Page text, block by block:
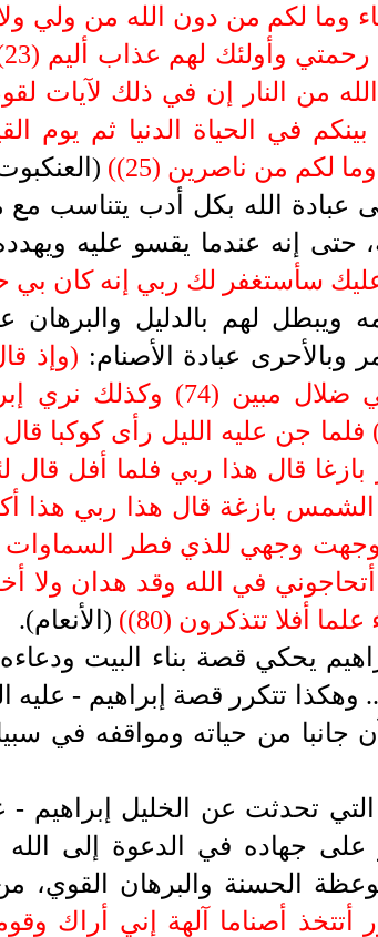
وأولئك لهم عذاب أليم (23)
بينكم في الحياة الدنيا ثم يوم
لكم من ناصرين (25)
(
عبادة الله بكل أدب يتناسب مع
حتى إنه عندما يقسو عليه
سأستغفر لك ربي إنه كان بي
ويبطل لهم بالدليل والبرهان
وبالأحرى عبادة الأصنام: )وإذ
أصناما آلهة إني أراك وقومك في
وليكون من الموقنين (75) فلما جن عليه الليل
رأى القمر بازغا قال هذا ربي فلما
(77) فلما رأى الشمس بازغة قال هذا
مما تشركون (78) إني وجهت وجهي للذي فطر
قال أتحاجوني في الله وقد هدان
أفلا تتذكرون (80)
( (الأنعام).
يحكي قصة بناء البيت ودعاءه
وهكذا تتكرر قصة إبراهيم - عليه
من حياته ومواقفه في
تحدثت عن الخليل إبراهيم -
على جهاده في الدعوة إلى الله
الحسنة والبرهان القوي،
أتتخذ أصناما آلهة إني أراك